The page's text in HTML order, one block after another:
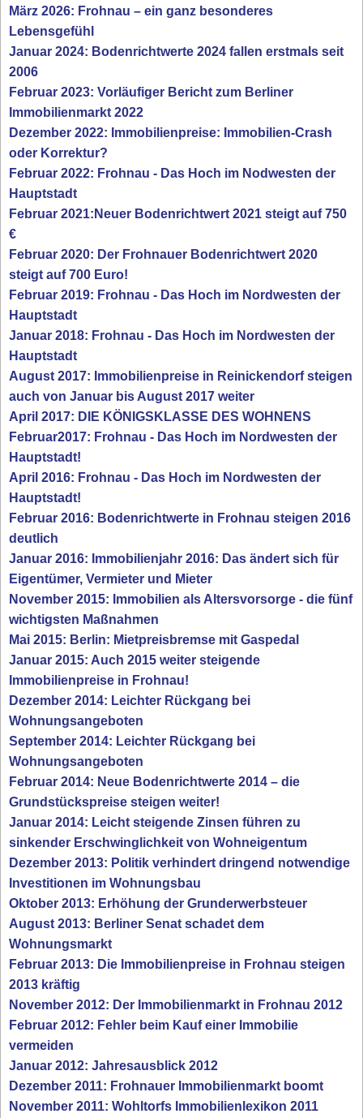
März 2026: Frohnau – ein ganz besonderes
Lebensgefühl
Januar 2024: Bodenrichtwerte 2024 fallen erstmals seit
2006
Februar 2023: Vorläufiger Bericht zum Berliner
Immobilienmarkt 2022
Dezember 2022: Immobilienpreise: Immobilien-Crash
oder Korrektur?
Februar 2022: Frohnau - Das Hoch im Nodwesten der
Hauptstadt
Februar 2021:Neuer Bodenrichtwert 2021 steigt auf 750
€
Februar 2020: Der Frohnauer Bodenrichtwert 2020
steigt auf 700 Euro!
Februar 2019: Frohnau - Das Hoch im Nordwesten der
Hauptstadt
Januar 2018: Frohnau - Das Hoch im Nordwesten der
Hauptstadt
August 2017: Immobilienpreise in Reinickendorf steigen
auch von Januar bis August 2017 weiter
April 2017: DIE KÖNIGSKLASSE DES WOHNENS
Februar2017: Frohnau - Das Hoch im Nordwesten der
Hauptstadt!
April 2016: Frohnau - Das Hoch im Nordwesten der
Hauptstadt!
Februar 2016: Bodenrichtwerte in Frohnau steigen 2016
deutlich
Januar 2016: Immobilienjahr 2016: Das ändert sich für
Eigentümer, Vermieter und Mieter
November 2015: Immobilien als Altersvorsorge - die fünf
wichtigsten Maßnahmen
Mai 2015: Berlin: Mietpreisbremse mit Gaspedal
Januar 2015: Auch 2015 weiter steigende
Immobilienpreise in Frohnau!
Dezember 2014: Leichter Rückgang bei
Wohnungsangeboten
September 2014: Leichter Rückgang bei
Wohnungsangeboten
Februar 2014: Neue Bodenrichtwerte 2014 – die
Grundstückspreise steigen weiter!
Januar 2014: Leicht steigende Zinsen führen zu
sinkender Erschwinglichkeit von Wohneigentum
Dezember 2013: Politik verhindert dringend notwendige
Investitionen im Wohnungsbau
Oktober 2013: Erhöhung der Grunderwerbsteuer
August 2013: Berliner Senat schadet dem
Wohnungsmarkt
Februar 2013: Die Immobilienpreise in Frohnau steigen
2013 kräftig
November 2012: Der Immobilienmarkt in Frohnau 2012
Februar 2012: Fehler beim Kauf einer Immobilie
vermeiden
Januar 2012: Jahresausblick 2012
Dezember 2011: Frohnauer Immobilienmarkt boomt
November 2011: Wohltorfs Immobilienlexikon 2011